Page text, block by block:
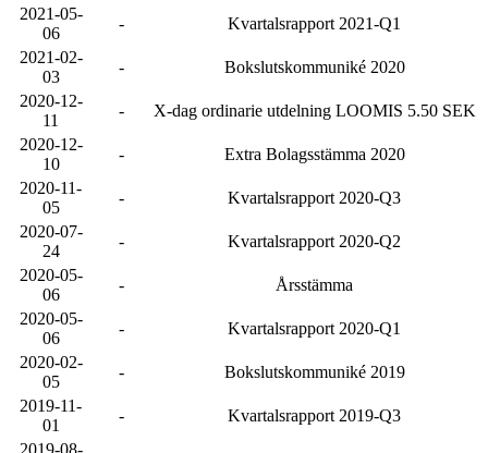
2021-05-
06
-
Kvartalsrapport 2021-Q1
2021-02-
03
-
Bokslutskommuniké 2020
2020-12-
11
-
X-dag ordinarie utdelning LOOMIS 5.50 SEK
2020-12-
10
-
Extra Bolagsstämma 2020
2020-11-
05
-
Kvartalsrapport 2020-Q3
2020-07-
24
-
Kvartalsrapport 2020-Q2
2020-05-
06
-
Årsstämma
2020-05-
06
-
Kvartalsrapport 2020-Q1
2020-02-
05
-
Bokslutskommuniké 2019
2019-11-
01
-
Kvartalsrapport 2019-Q3
2019-08-